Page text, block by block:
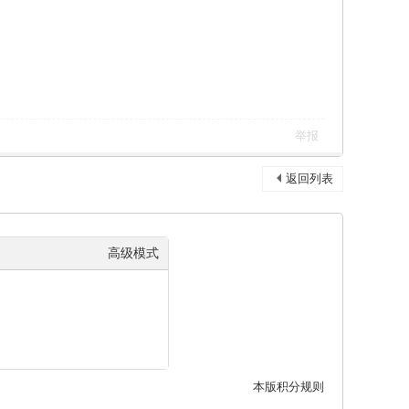
举报
返回列表
高级模式
本版积分规则